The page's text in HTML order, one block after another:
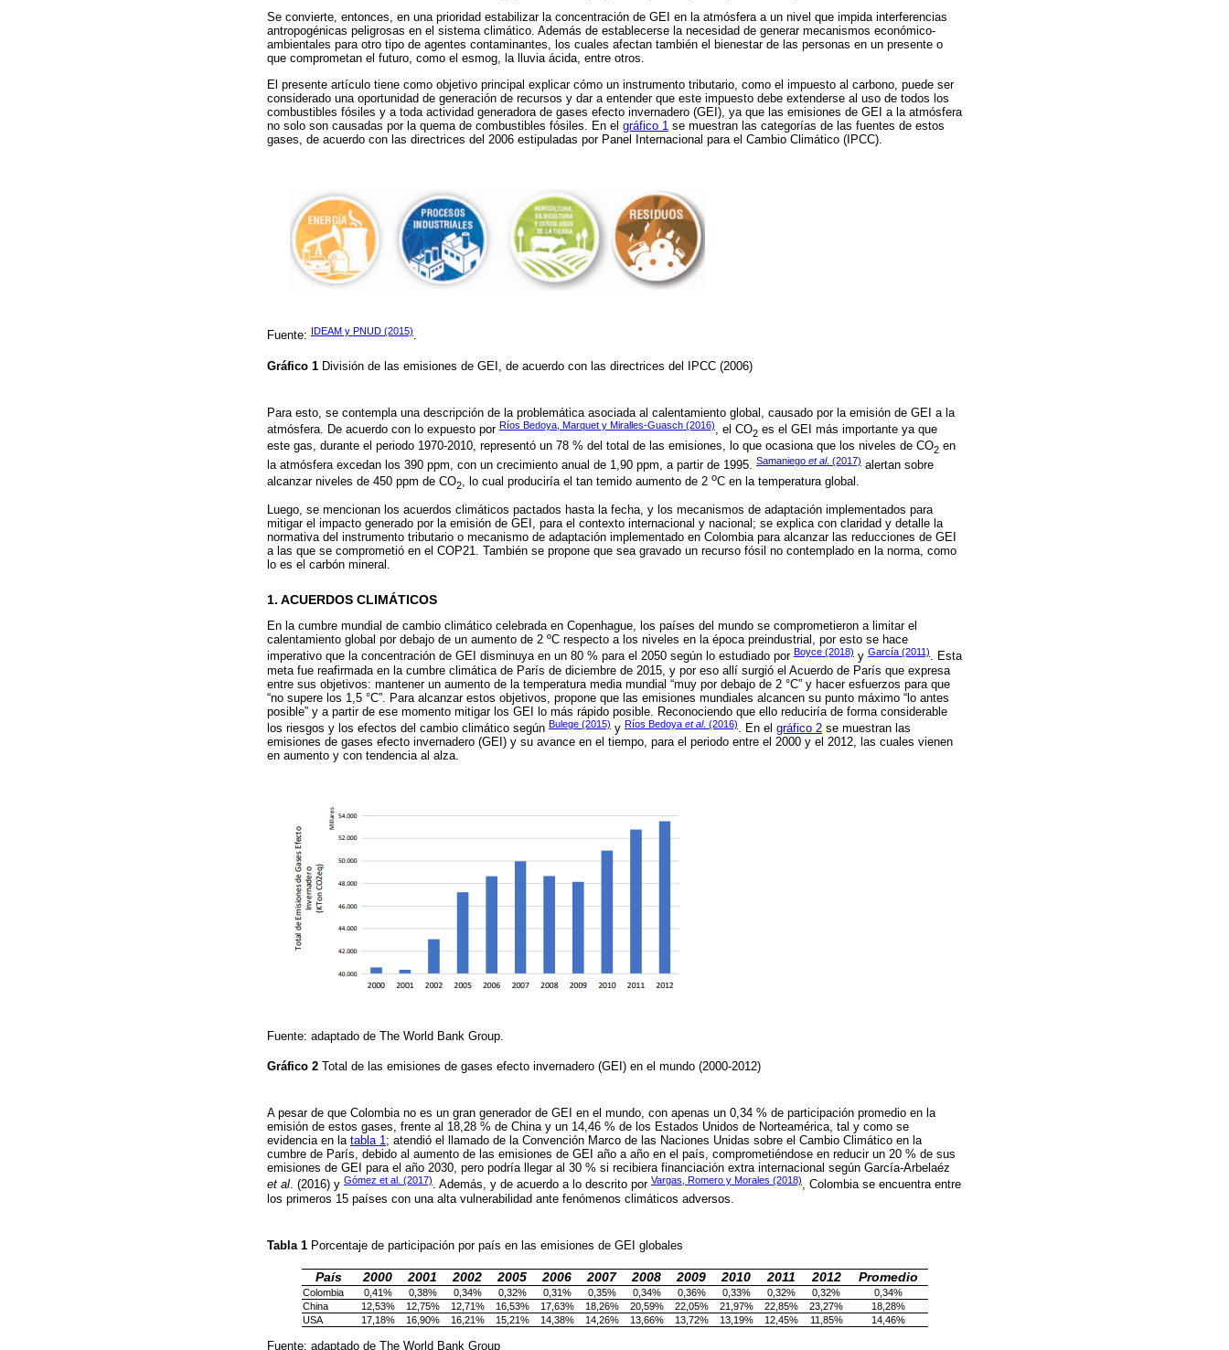
Se convierte, entonces, en una prioridad estabilizar la concentración de GEI en la atmósfera a un nivel que impida interferencias
antropogénicas peligrosas en el sistema climático. Además de establecerse la necesidad de generar mecanismos económico-
ambientales para otro tipo de agentes contaminantes, los cuales afectan también el bienestar de las personas en un presente o
que comprometan el futuro, como el esmog, la lluvia ácida, entre otros.
El presente artículo tiene como objetivo principal explicar cómo un instrumento tributario, como el impuesto al carbono, puede ser
considerado una oportunidad de generación de recursos y dar a entender que este impuesto debe extenderse al uso de todos los
combustibles fósiles y a toda actividad generadora de gases efecto invernadero (GEI), ya que las emisiones de GEI a la atmósfera
no solo son causadas por la quema de combustibles fósiles. En el gráfico 1 se muestran las categorías de las fuentes de estos
gases, de acuerdo con las directrices del 2006 estipuladas por Panel Internacional para el Cambio Climático (IPCC).
Fuente: IDEAM y PNUD (2015).
Gráfico 1 División de las emisiones de GEI, de acuerdo con las directrices del IPCC (2006)
Para esto, se contempla una descripción de la problemática asociada al calentamiento global, causado por la emisión de GEI a la
atmósfera. De acuerdo con lo expuesto por Ríos Bedoya, Marquet y Miralles-Guasch (2016), el CO2 es el GEI más importante ya que
este gas, durante el periodo 1970-2010, representó un 78 % del total de las emisiones, lo que ocasiona que los niveles de CO2 en
la atmósfera excedan los 390 ppm, con un crecimiento anual de 1,90 ppm, a partir de 1995. Samaniego et al. (2017) alertan sobre
alcanzar niveles de 450 ppm de CO2, lo cual produciría el tan temido aumento de 2 oC en la temperatura global.
Luego, se mencionan los acuerdos climáticos pactados hasta la fecha, y los mecanismos de adaptación implementados para
mitigar el impacto generado por la emisión de GEI, para el contexto internacional y nacional; se explica con claridad y detalle la
normativa del instrumento tributario o mecanismo de adaptación implementado en Colombia para alcanzar las reducciones de GEI
a las que se comprometió en el COP21. También se propone que sea gravado un recurso fósil no contemplado en la norma, como
lo es el carbón mineral.
1. ACUERDOS CLIMÁTICOS
En la cumbre mundial de cambio climático celebrada en Copenhague, los países del mundo se comprometieron a limitar el
calentamiento global por debajo de un aumento de 2 ºC respecto a los niveles en la época preindustrial, por esto se hace
imperativo que la concentración de GEI disminuya en un 80 % para el 2050 según lo estudiado por Boyce (2018) y García (2011). Esta
meta fue reafirmada en la cumbre climática de París de diciembre de 2015, y por eso allí surgió el Acuerdo de París que expresa
entre sus objetivos: mantener un aumento de la temperatura media mundial “muy por debajo de 2 °C” y hacer esfuerzos para que
“no supere los 1,5 °C”. Para alcanzar estos objetivos, propone que las emisiones mundiales alcancen su punto máximo “lo antes
posible” y a partir de ese momento mitigar los GEI lo más rápido posible. Reconociendo que ello reduciría de forma considerable
los riesgos y los efectos del cambio climático según Bulege (2015) y Ríos Bedoya et al. (2016). En el gráfico 2 se muestran las
emisiones de gases efecto invernadero (GEI) y su avance en el tiempo, para el periodo entre el 2000 y el 2012, las cuales vienen
en aumento y con tendencia al alza.
Fuente: adaptado de The World Bank Group.
Gráfico 2 Total de las emisiones de gases efecto invernadero (GEI) en el mundo (2000-2012)
A pesar de que Colombia no es un gran generador de GEI en el mundo, con apenas un 0,34 % de participación promedio en la
emisión de estos gases, frente al 18,28 % de China y un 14,46 % de los Estados Unidos de Norteamérica, tal y como se
evidencia en la tabla 1; atendió el llamado de la Convención Marco de las Naciones Unidas sobre el Cambio Climático en la
cumbre de París, debido al aumento de las emisiones de GEI año a año en el país, comprometiéndose en reducir un 20 % de sus
emisiones de GEI para el año 2030, pero podría llegar al 30 % si recibiera financiación extra internacional según García-Arbelaéz
et al. (2016) y Gómez et al. (2017). Además, y de acuerdo a lo descrito por Vargas, Romero y Morales (2018), Colombia se encuentra entre
los primeros 15 países con una alta vulnerabilidad ante fenómenos climáticos adversos.
Tabla 1 Porcentaje de participación por país en las emisiones de GEI globales
País 2000 2001 2002 2005 2006 2007 2008 2009 2010 2011 2012 Promedio
Colombia 0,41% 0,38% 0,34% 0,32% 0,31% 0,35% 0,34% 0,36% 0,33% 0,32% 0,32%
0,34%
China
12,53% 12,75% 12,71% 16,53% 17,63% 18,26% 20,59% 22,05% 21,97% 22,85% 23,27%
18,28%
USA
17,18% 16,90% 16,21% 15,21% 14,38% 14,26% 13,66% 13,72% 13,19% 12,45% 11,85% 14,46%
Fuente: adaptado de The World Bank Group